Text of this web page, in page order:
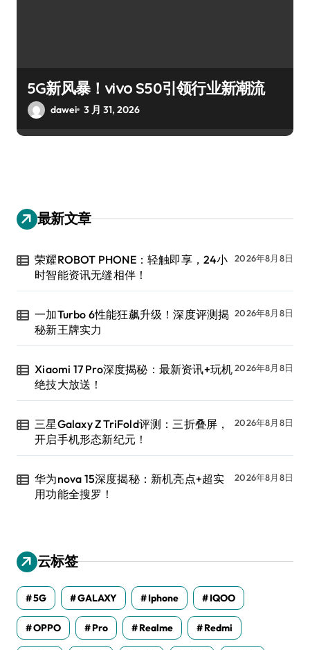
5G新风暴！vivo S50引领行业新潮流
dawei 3 月 31, 2026
最新文章
荣耀ROBOT PHONE：轻触即享，24小
时智能资讯无缝相伴！
2026年8月8日
一加Turbo 6性能狂飙升级！深度评测揭
秘新王牌实力
2026年8月8日
Xiaomi 17 Pro深度揭秘：最新资讯+玩机
绝技大放送！
2026年8月8日
三星Galaxy Z TriFold评测：三折叠屏，
开启手机形态新纪元！
2026年8月8日
华为nova 15深度揭秘：新机亮点+超实
用功能全搜罗！
2026年8月8日
云标签
5G GALAXY Iphone IQOO
OPPO Pro Realme Redmi